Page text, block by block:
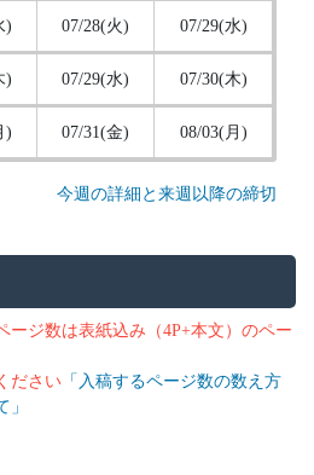
) 07/28(火) 07/29(水)
) 07/29(水) 07/30(木)
) 07/31(金) 08/03(月)
今週の詳細と来週以降の締切
ジ数は表紙込み（4P+本文）のペー
ださい 「入稿するページ数の数え方